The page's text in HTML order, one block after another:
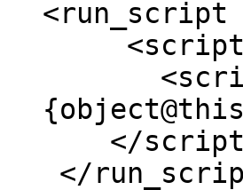
</
</